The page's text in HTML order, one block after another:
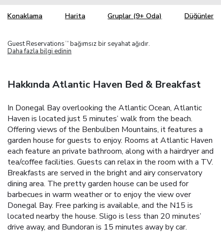
Konaklama Harita Gruplar (9+ Oda) Düğünler
Guest Reservations TM bağımsız bir seyahat ağıdır.
Daha fazla bilgi edinin
Hakkında Atlantic Haven Bed & Breakfast
In Donegal Bay overlooking the Atlantic Ocean, Atlantic
Haven is located just 5 minutes’ walk from the beach.
Offering views of the Benbulben Mountains, it features a
garden house for guests to enjoy. Rooms at Atlantic Haven
each feature an private bathroom, along with a hairdryer and
tea/coffee facilities. Guests can relax in the room with a TV.
Breakfasts are served in the bright and airy conservatory
dining area. The pretty garden house can be used for
barbecues in warm weather or to enjoy the view over
Donegal Bay. Free parking is available, and the N15 is
located nearby the house. Sligo is less than 20 minutes’
drive away, and Bundoran is 15 minutes away by car.